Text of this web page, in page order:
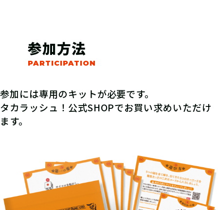
参加方法
参加には専用のキットが必要です。
タカラッシュ！公式SHOPでお買い求めいただけ
ます。